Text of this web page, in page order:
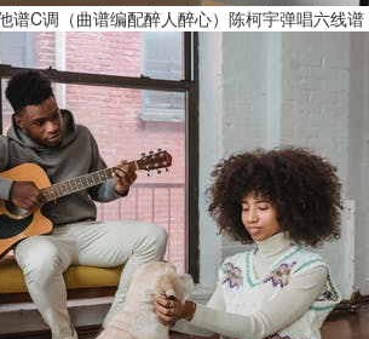
谱C调（曲谱编配醉人醉心）陈柯宇弹唱六线谱